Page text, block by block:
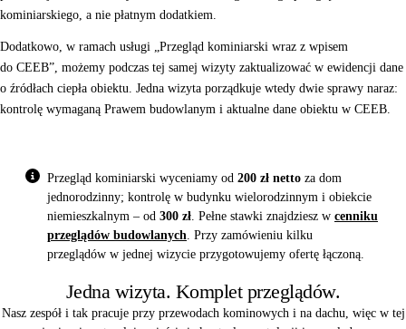
kominiarskiego, a nie płatnym dodatkiem.
Dodatkowo, w ramach usługi „Przegląd kominiarski wraz z wpisem
do CEEB”, możemy podczas tej samej wizyty zaktualizować w ewidencji dane
o źródłach ciepła obiektu. Jedna wizyta porządkuje wtedy dwie sprawy naraz:
kontrolę wymaganą Prawem budowlanym i aktualne dane obiektu w CEEB.
Przegląd kominiarski wyceniamy od 200 zł netto za dom
jednorodzinny; kontrolę w budynku wielorodzinnym i obiekcie
niemieszkalnym – od 300 zł . Pełne stawki znajdziesz w cenniku
przeglądów budowlanych . Przy zamówieniu kilku
przeglądów w jednej wizycie przygotowujemy ofertę łączoną.
Jedna wizyta. Komplet przeglądów.
Nasz zespół i tak pracuje przy przewodach kominowych i na dachu, więc w tej